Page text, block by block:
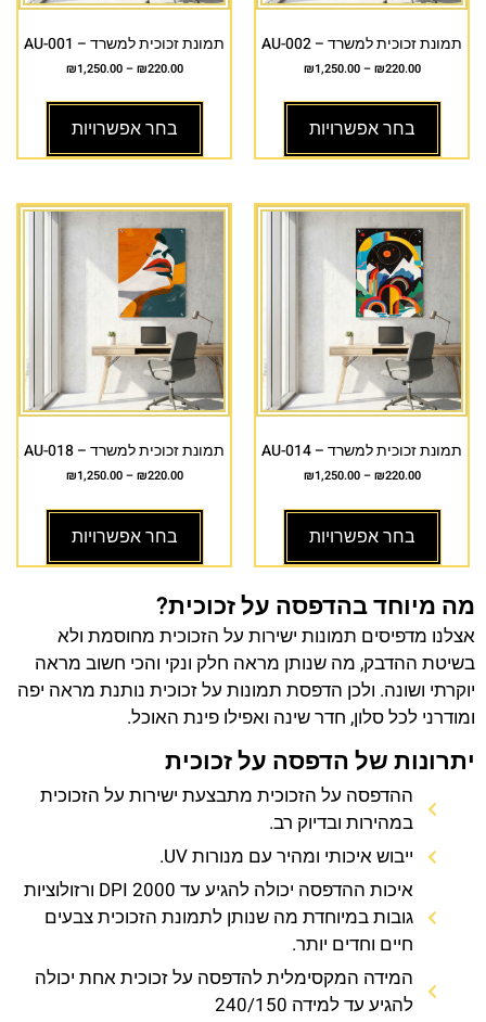
תמונת זכוכית למשרד – AU-002
₪220.00
–
₪1,250.00
בחר אפשרויות
תמונת זכוכית למשרד – AU-001
₪220.00
–
₪1,250.00
בחר אפשרויות
תמונת זכוכית למשרד – AU-014
₪220.00
–
₪1,250.00
בחר אפשרויות
תמונת זכוכית למשרד – AU-018
₪220.00
–
₪1,250.00
בחר אפשרויות
מה מיוחד בהדפסה על זכוכית?
אצלנו מדפיסים תמונות ישירות על הזכוכית מחוסמת ולא
בשיטת ההדבק, מה שנותן מראה חלק ונקי והכי חשוב מראה
יוקרתי ושונה. ולכן הדפסת תמונות על זכוכית נותנת מראה יפה
ומודרני לכל סלון, חדר שינה ואפילו פינת האוכל.
יתרונות של הדפסה על זכוכית
ההדפסה על הזכוכית מתבצעת ישירות על הזכוכית
במהירות ובדיוק רב.
ייבוש איכותי ומהיר עם מנורות UV.
איכות ההדפסה יכולה להגיע עד 2000 DPI ורזולוציות
גובות במיוחדת מה שנותן לתמונת הזכוכית צבעים
חיים וחדים יותר.
המידה המקסימלית להדפסה על זכוכית אחת יכולה
להגיע עד למידה 240/150